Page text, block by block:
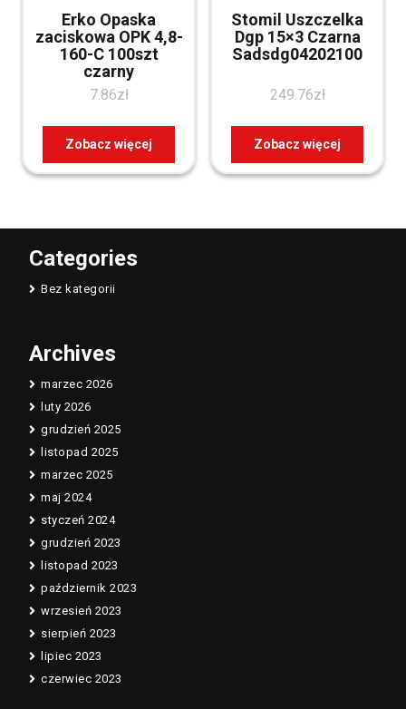
Erko Opaska
zaciskowa OPK 4,8-
160-C 100szt
czarny
7.86zł
Zobacz więcej
Stomil Uszczelka
Dgp 15×3 Czarna
Sadsdg04202100
249.76zł
Zobacz więcej
Categories
Bez kategorii
Archives
marzec 2026
luty 2026
grudzień 2025
listopad 2025
marzec 2025
maj 2024
styczeń 2024
grudzień 2023
listopad 2023
październik 2023
wrzesień 2023
sierpień 2023
lipiec 2023
czerwiec 2023